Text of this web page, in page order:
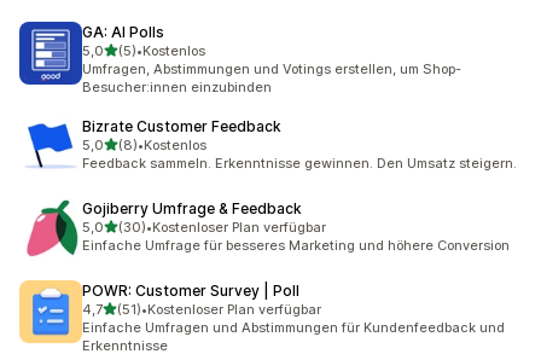
GA: AI Polls
5,0von 5 Sternen
(5)
5 Rezensionen insgesamt
•Kostenlos
Umfragen, Abstimmungen und Votings erstellen, um Shop-
Besucher:innen einzubinden
Bizrate Customer Feedback
5,0von 5 Sternen
(8)
8 Rezensionen insgesamt
•Kostenlos
Feedback sammeln. Erkenntnisse gewinnen. Den Umsatz steigern.
Gojiberry Umfrage & Feedback
5,0von 5 Sternen
(30)
30 Rezensionen insgesamt
•Kostenloser Plan verfügbar
Einfache Umfrage für besseres Marketing und höhere Conversion
POWR: Customer Survey | Poll
4,7von 5 Sternen
(51)
51 Rezensionen insgesamt
•Kostenloser Plan verfügbar
Einfache Umfragen und Abstimmungen für Kundenfeedback und
Erkenntnisse